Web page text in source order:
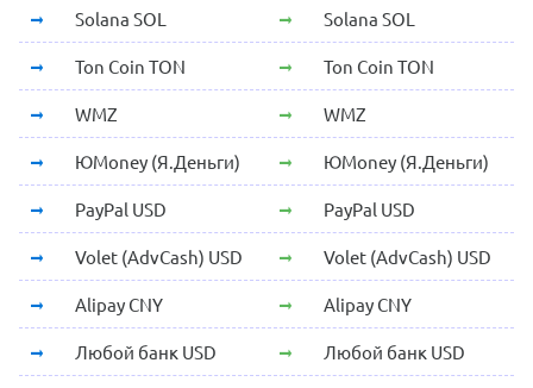
Solana SOL Solana SOL
Ton Coin TON Ton Coin TON
WMZ WMZ
ЮMoney (Я.Деньги) ЮMoney (Я.Деньги)
PayPal USD PayPal USD
Volet (AdvCash) USD Volet (AdvCash) USD
Alipay CNY Alipay CNY
Любой банк USD Любой банк USD